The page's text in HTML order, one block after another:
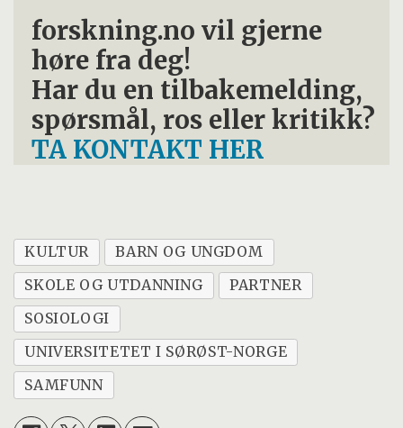
forskning.no vil gjerne
høre fra deg!
Har du en tilbakemelding,
spørsmål, ros eller kritikk?
TA KONTAKT HER
KULTUR
BARN OG UNGDOM
SKOLE OG UTDANNING
PARTNER
SOSIOLOGI
UNIVERSITETET I SØRØST-NORGE
SAMFUNN